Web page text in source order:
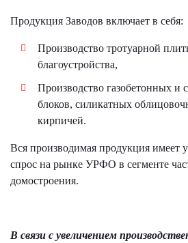
Продукция Заводов включает в себя:
Производство тротуарной
благоустройства,
Производство газобетонных и
блоков, силикатных
кирпичей.
Вся производимая продукция имеет
спрос на рынке УРФО в сегменте
домостроения.
В связи с увеличением